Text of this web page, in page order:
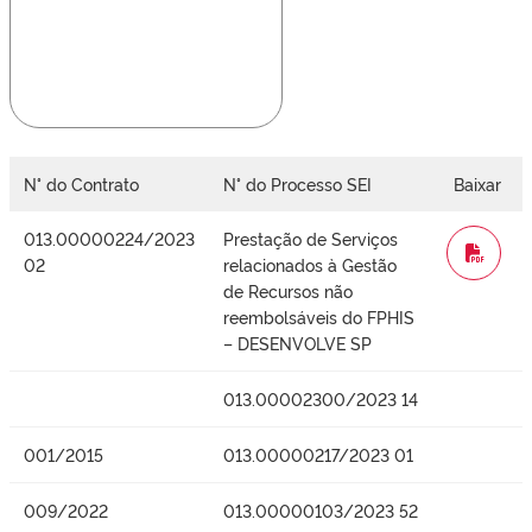
N° do Contrato N° do Processo SEI Baixar
013.00000224/2023
02
Prestação de Serviços
relacionados à Gestão
de Recursos não
reembolsáveis do FPHIS
– DESENVOLVE SP
WORD
013.00002300/2023 14
001/2015 013.00000217/2023 01
009/2022 013.00000103/2023 52